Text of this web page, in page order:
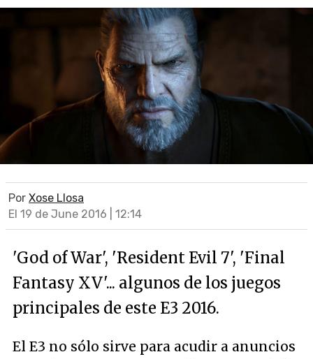
Por Xose Llosa
El 19 de June 2016 | 12:14
'God of War', 'Resident Evil 7', 'Final
Fantasy XV'... algunos de los juegos
principales de este E3 2016.
El E3 no sólo sirve para acudir a anuncios